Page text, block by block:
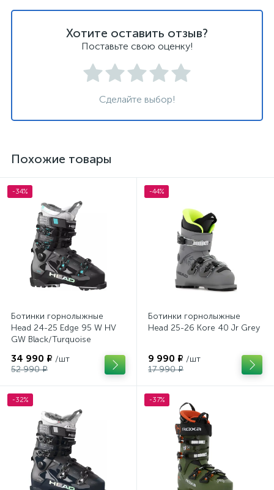
Хотите оставить отзыв?
Поставьте свою оценку!
Сделайте выбор!
Похожие товары
-34%
Ботинки горнолыжные
Head 24-25 Edge 95 W HV
GW Black/Turquoise
34 990 ₽ /шт
52 990 ₽
-44%
Ботинки горнолыжные
Head 25-26 Kore 40 Jr Grey
9 990 ₽ /шт
17 990 ₽
-32% -37%